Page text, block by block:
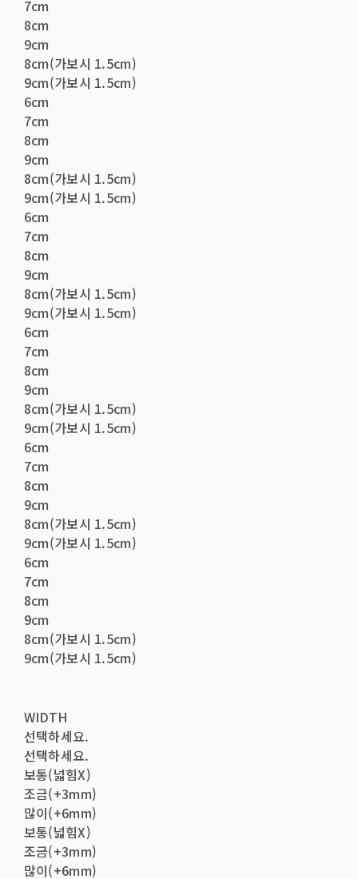
7cm
8cm
9cm
8cm(가보시 1.5cm)
9cm(가보시 1.5cm)
6cm
7cm
8cm
9cm
8cm(가보시 1.5cm)
9cm(가보시 1.5cm)
6cm
7cm
8cm
9cm
8cm(가보시 1.5cm)
9cm(가보시 1.5cm)
6cm
7cm
8cm
9cm
8cm(가보시 1.5cm)
9cm(가보시 1.5cm)
6cm
7cm
8cm
9cm
8cm(가보시 1.5cm)
9cm(가보시 1.5cm)
6cm
7cm
8cm
9cm
8cm(가보시 1.5cm)
9cm(가보시 1.5cm)
WIDTH
선택하세요.
선택하세요.
보통(넓힘X)
조금(+3mm)
많이(+6mm)
보통(넓힘X)
조금(+3mm)
많이(+6mm)